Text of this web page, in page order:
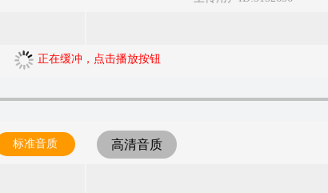
正在缓冲，点击播放按钮
标准音质 高清音质